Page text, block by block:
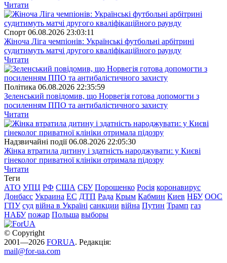
Читати
Спорт 06.08.2026 23:03:11
Жіноча Ліга чемпіонів: Українські футбольні арбітрині
судитимуть матчі другого кваліфікаційного раунду
Читати
Полiтика 06.08.2026 22:35:59
Зеленський повідомив, що Норвегія готова допомогти з
посиленням ППО та антибалістичного захисту
Читати
Надзвичайні події 06.08.2026 22:05:30
Жінка втратила дитину і здатність народжувати: у Києві
гінеколог приватної клініки отримала підозру
Читати
Теги
АТО УПЦ РФ США СБУ Порошенко Росія коронавирус
Донбасс Украина ЕС ДТП Рада Крым Кабмин Киев НБУ ООС
ГПУ суд війна в Україні санкции війна Путин Трамп газ
НАБУ пожар Польша выборы
© Copyright
2001—2026 FORUA. Редакція:
mail@for-ua.com